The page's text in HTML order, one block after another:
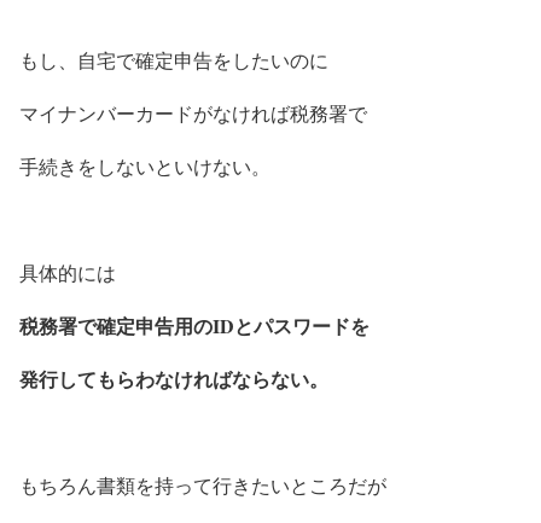
もし、自宅で確定申告をしたいのに
マイナンバーカードがなければ税務署で
手続きをしないといけない。
具体的には
税務署で確定申告用のIDとパスワードを
発行してもらわなければならない。
もちろん書類を持って行きたいところだが